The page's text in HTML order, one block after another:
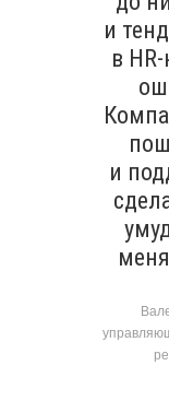
и
в
и